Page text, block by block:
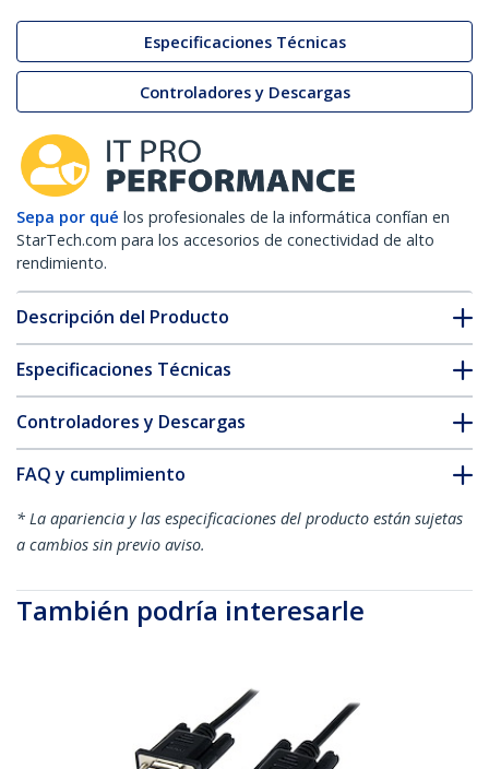
Especificaciones Técnicas
Controladores y Descargas
Sepa por qué los profesionales de la informática confían en
StarTech.com para los accesorios de conectividad de alto
rendimiento.
Descripción del Producto
Especificaciones Técnicas
Controladores y Descargas
FAQ y cumplimiento
* La apariencia y las especificaciones del producto están sujetas
a cambios sin previo aviso.
También podría interesarle